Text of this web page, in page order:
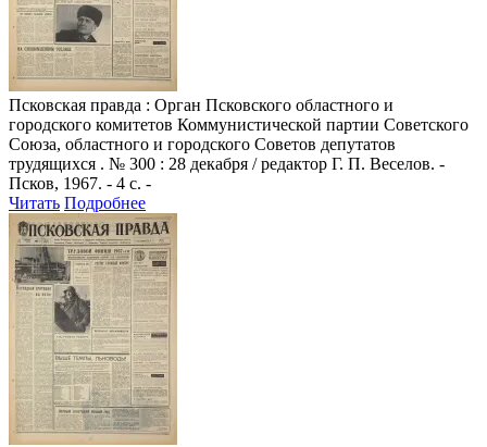
Псковская правда : Орган Псковского областного и
городского комитетов Коммунистической партии Советского
Союза, областного и городского Советов депутатов
трудящихся . № 300 : 28 декабря / редактор Г. П. Веселов. -
Псков, 1967. - 4 с. -
Читать Подробнее